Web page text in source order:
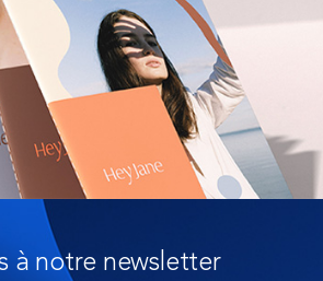
à notre newsletter